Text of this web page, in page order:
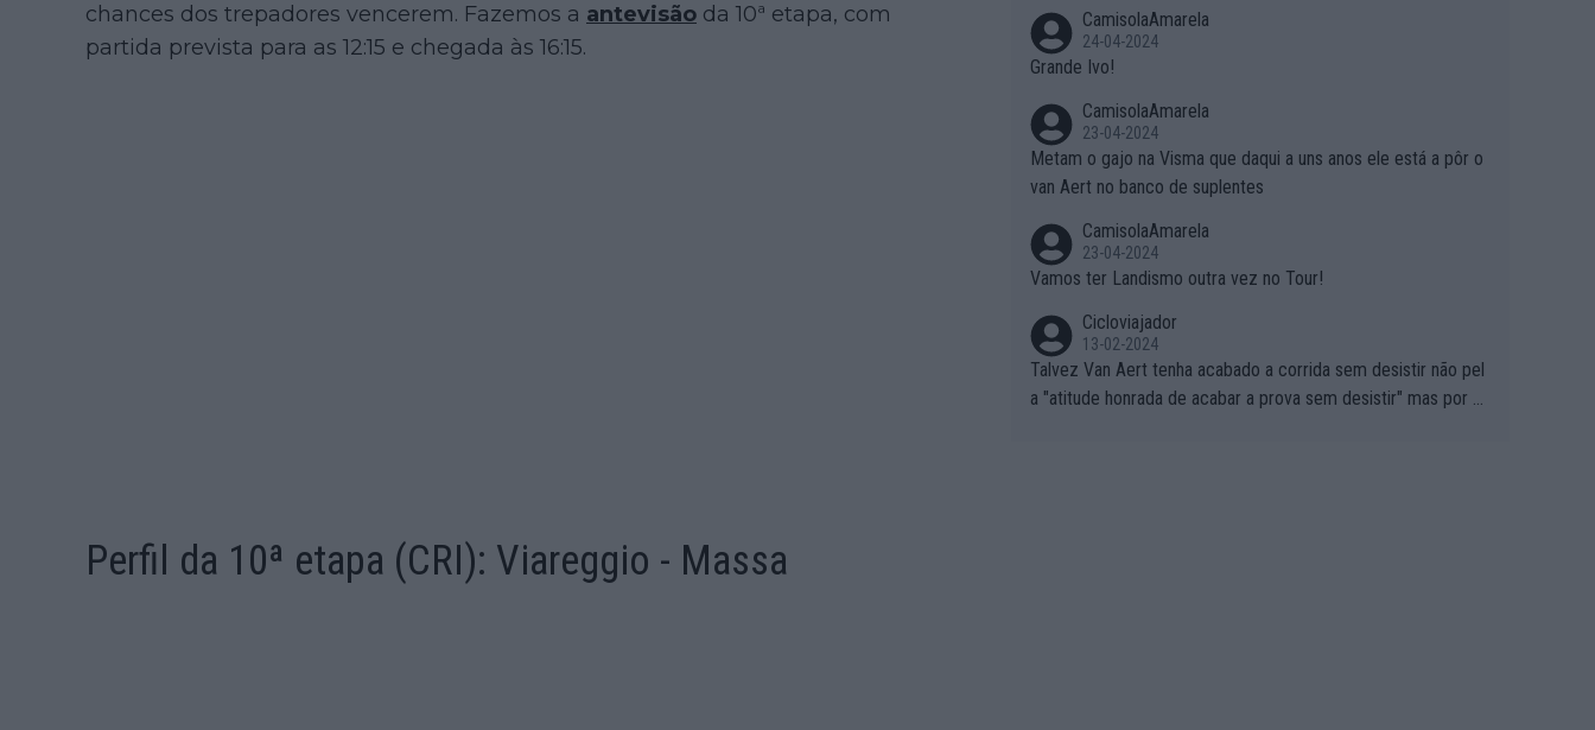
chances dos trepadores vencerem. Fazemos a antevisão da 10ª etapa, com
partida prevista para as 12:15 e chegada às 16:15.
Perfil da 10ª etapa (CRI): Viareggio - Massa
CamisolaAmarela
24-04-2024
Grande Ivo!
CamisolaAmarela
23-04-2024
Metam o gajo na Visma que daqui a uns anos ele está a pôr o
van Aert no banco de suplentes
CamisolaAmarela
23-04-2024
Vamos ter Landismo outra vez no Tour!
Cicloviajador
13-02-2024
Talvez Van Aert tenha acabado a corrida sem desistir não pel
a "atitude honrada de acabar a prova sem desistir" mas por ou